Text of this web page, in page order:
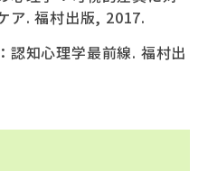
ア. 福村出版, 2017.
認知心理学最前線. 福村出